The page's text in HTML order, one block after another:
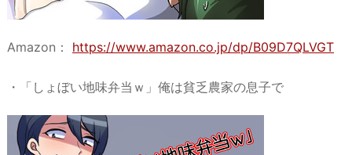
​Amazon： https://www.amazon.co.jp/dp/B09D7QLVGT
・「しょぼい地味弁当ｗ」俺は貧乏農家の息子で